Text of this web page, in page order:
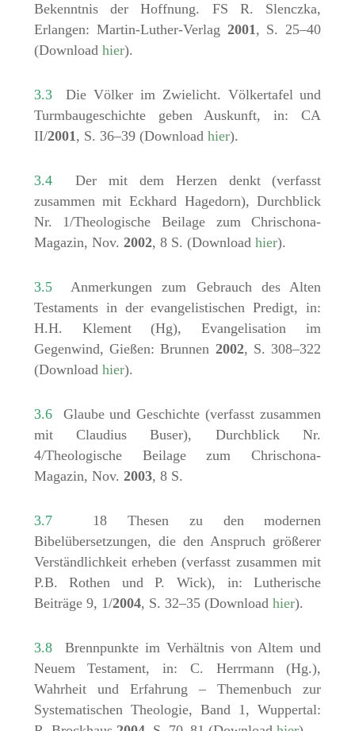
Bekenntnis der Hoffnung. FS R. Slenczka,
Erlangen: Martin-Luther-Verlag 2001, S. 25–40
(Download hier).
3.3Die Völker im Zwielicht. Völkertafel und
Turmbaugeschichte geben Auskunft, in: CA
II/2001, S. 36–39 (Download hier).
3.4Der mit dem Herzen denkt (verfasst
zusammen mit Eckhard Hagedorn), Durchblick
Nr. 1/Theologische Beilage zum Chrischona-
Magazin, Nov. 2002, 8 S. (Download hier).
3.5Anmerkungen zum Gebrauch des Alten
Testaments in der evangelistischen Predigt, in:
H.H. Klement (Hg), Evangelisation im
Gegenwind, Gießen: Brunnen 2002, S. 308–322
(Download hier).
3.6Glaube und Geschichte (verfasst zusammen
mit Claudius Buser), Durchblick Nr.
4/Theologische Beilage zum Chrischona-
Magazin, Nov. 2003, 8 S.
3.718 Thesen zu den modernen
Bibelübersetzungen, die den Anspruch größerer
Verständlichkeit erheben (verfasst zusammen mit
P.B. Rothen und P. Wick), in: Lutherische
Beiträge 9, 1/2004, S. 32–35 (Download hier).
3.8Brennpunkte im Verhältnis von Altem und
Neuem Testament, in: C. Herrmann (Hg.),
Wahrheit und Erfahrung – Themenbuch zur
Systematischen Theologie, Band 1, Wuppertal: